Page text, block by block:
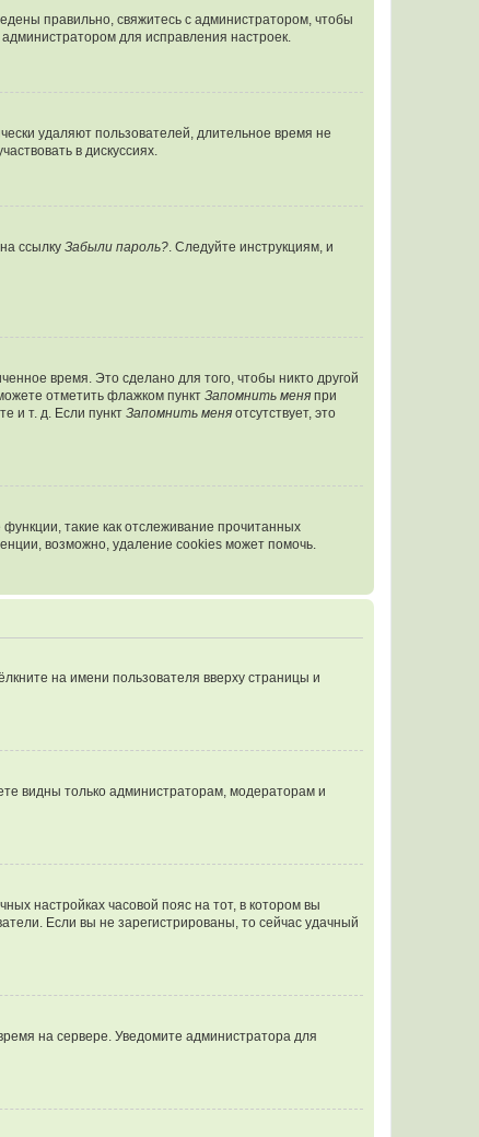
правильно, свяжитесь с администратором, чтобы
для исправления настроек.
удаляют пользователей, длительное время не
в дискуссиях.
ссылку Забыли пароль? . Следуйте инструкциям, и
время. Это сделано для того, чтобы никто другой
отметить флажком пункт Запомнить меня при
и т. д. Если пункт Запомнить меня отсутствует, это
такие как отслеживание прочитанных
возможно, удаление cookies может помочь.
на имени пользователя вверху страницы и
видны только администраторам, модераторам и
настройках часовой пояс на тот, в котором вы
Если вы не зарегистрированы, то сейчас удачный
на сервере. Уведомите администратора для